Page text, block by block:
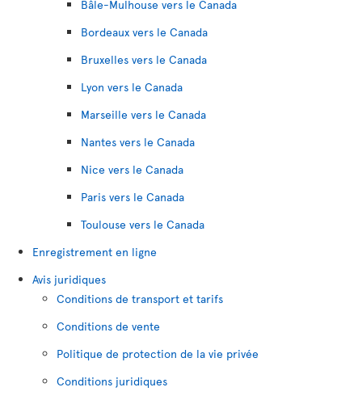
Bâle-Mulhouse vers le Canada
Bordeaux vers le Canada
Bruxelles vers le Canada
Lyon vers le Canada
Marseille vers le Canada
Nantes vers le Canada
Nice vers le Canada
Paris vers le Canada
Toulouse vers le Canada
Enregistrement en ligne
Avis juridiques
Conditions de transport et tarifs
Conditions de vente
Politique de protection de la vie privée
Conditions juridiques